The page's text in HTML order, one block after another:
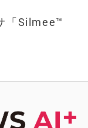
「Silmee™